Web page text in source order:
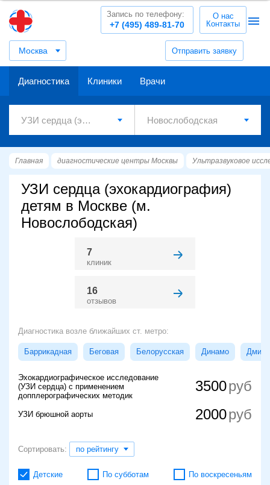
Москва Отправить заявку
+7 (495) 489-81-70
Запись по телефону:
О нас
Контакты
Диагностика Клиники Врачи
Главная диагностические центры Москвы Ультразвуковое
УЗИ сердца (эхокардиография)
детям в Москве (м.
Новослободская)
7
клиник
16
отзывов
Диагностика возле ближайших ст. метро:
Баррикадная Беговая Белорусская Динамо
Эхокардиографическое исследование
(УЗИ сердца) с применением
допплерографических методик
3500
УЗИ брюшной аорты 2000
Сортировать: по рейтингу
Детские По субботам По воскресеньям